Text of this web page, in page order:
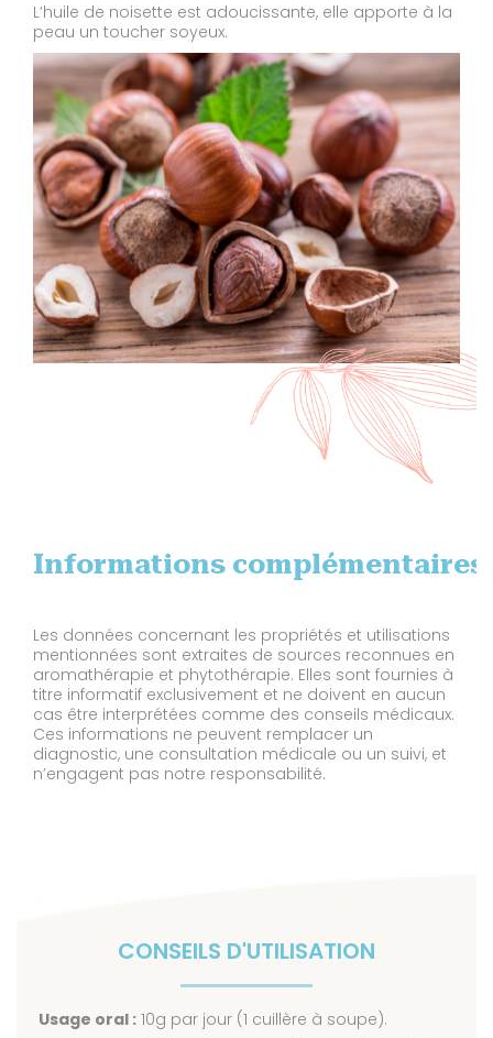
L’huile de noisette est adoucissante, elle apporte à la
peau un toucher soyeux.
Informations complémentaires
Les données concernant les propriétés et utilisations
mentionnées sont extraites de sources reconnues en
aromathérapie et phytothérapie. Elles sont fournies à
titre informatif exclusivement et ne doivent en aucun
cas être interprétées comme des conseils médicaux.
Ces informations ne peuvent remplacer un
diagnostic, une consultation médicale ou un suivi, et
n’engagent pas notre responsabilité.
CONSEILS D'UTILISATION
Usage oral : 10g par jour (1 cuillère à soupe).